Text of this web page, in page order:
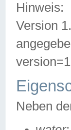
Version
Neben